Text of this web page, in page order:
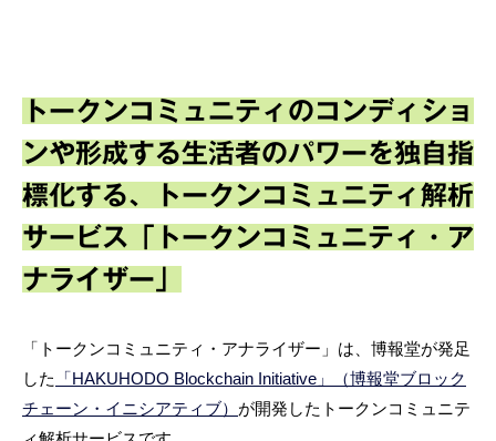
トークンコミュニティのコンディショ
ンや形成する生活者のパワーを独自指
標化する、トークンコミュニティ解析
サービス「トークンコミュニティ・ア
ナライザー」
「トークンコミュニティ・アナライザー」は、博報堂が発足
した
「HAKUHODO Blockchain Initiative」（博報堂ブロック
チェーン・イニシアティブ） が開発したトークンコミュニテ